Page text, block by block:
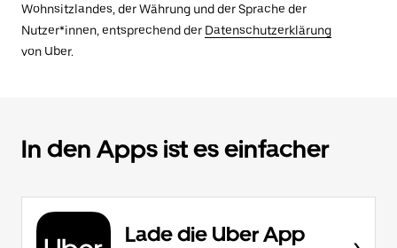
Wohnsitzlandes, der Währung und der Sprache der
Nutzer*innen, entsprechend der Datenschutzerklärung
von Uber.
In den Apps ist es einfacher
Lade die Uber App